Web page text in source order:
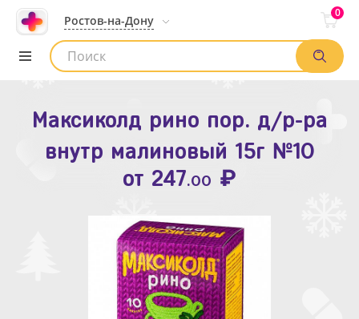
Ростов-на-Дону
0
Список аптек
Максиколд рино пор. д/р-ра
внутр малиновый 15г №10
от 247.00 ₽
Зодак таб. п.п.о. 10мг №10
от109.80 ₽